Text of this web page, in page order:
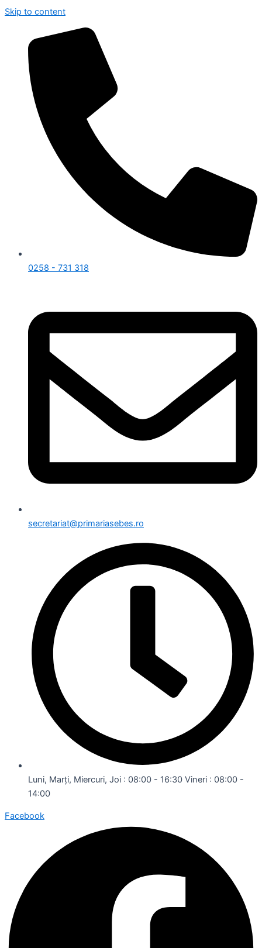
Skip to content
0258 - 731 318
secretariat@primariasebes.ro
Luni, Marți, Miercuri, Joi : 08:00 - 16:30 Vineri : 08:00 -
14:00
Facebook